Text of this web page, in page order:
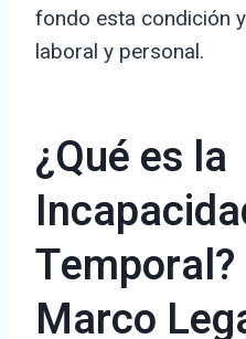
fondo esta condición
laboral y personal.
¿Qué es la
Marco